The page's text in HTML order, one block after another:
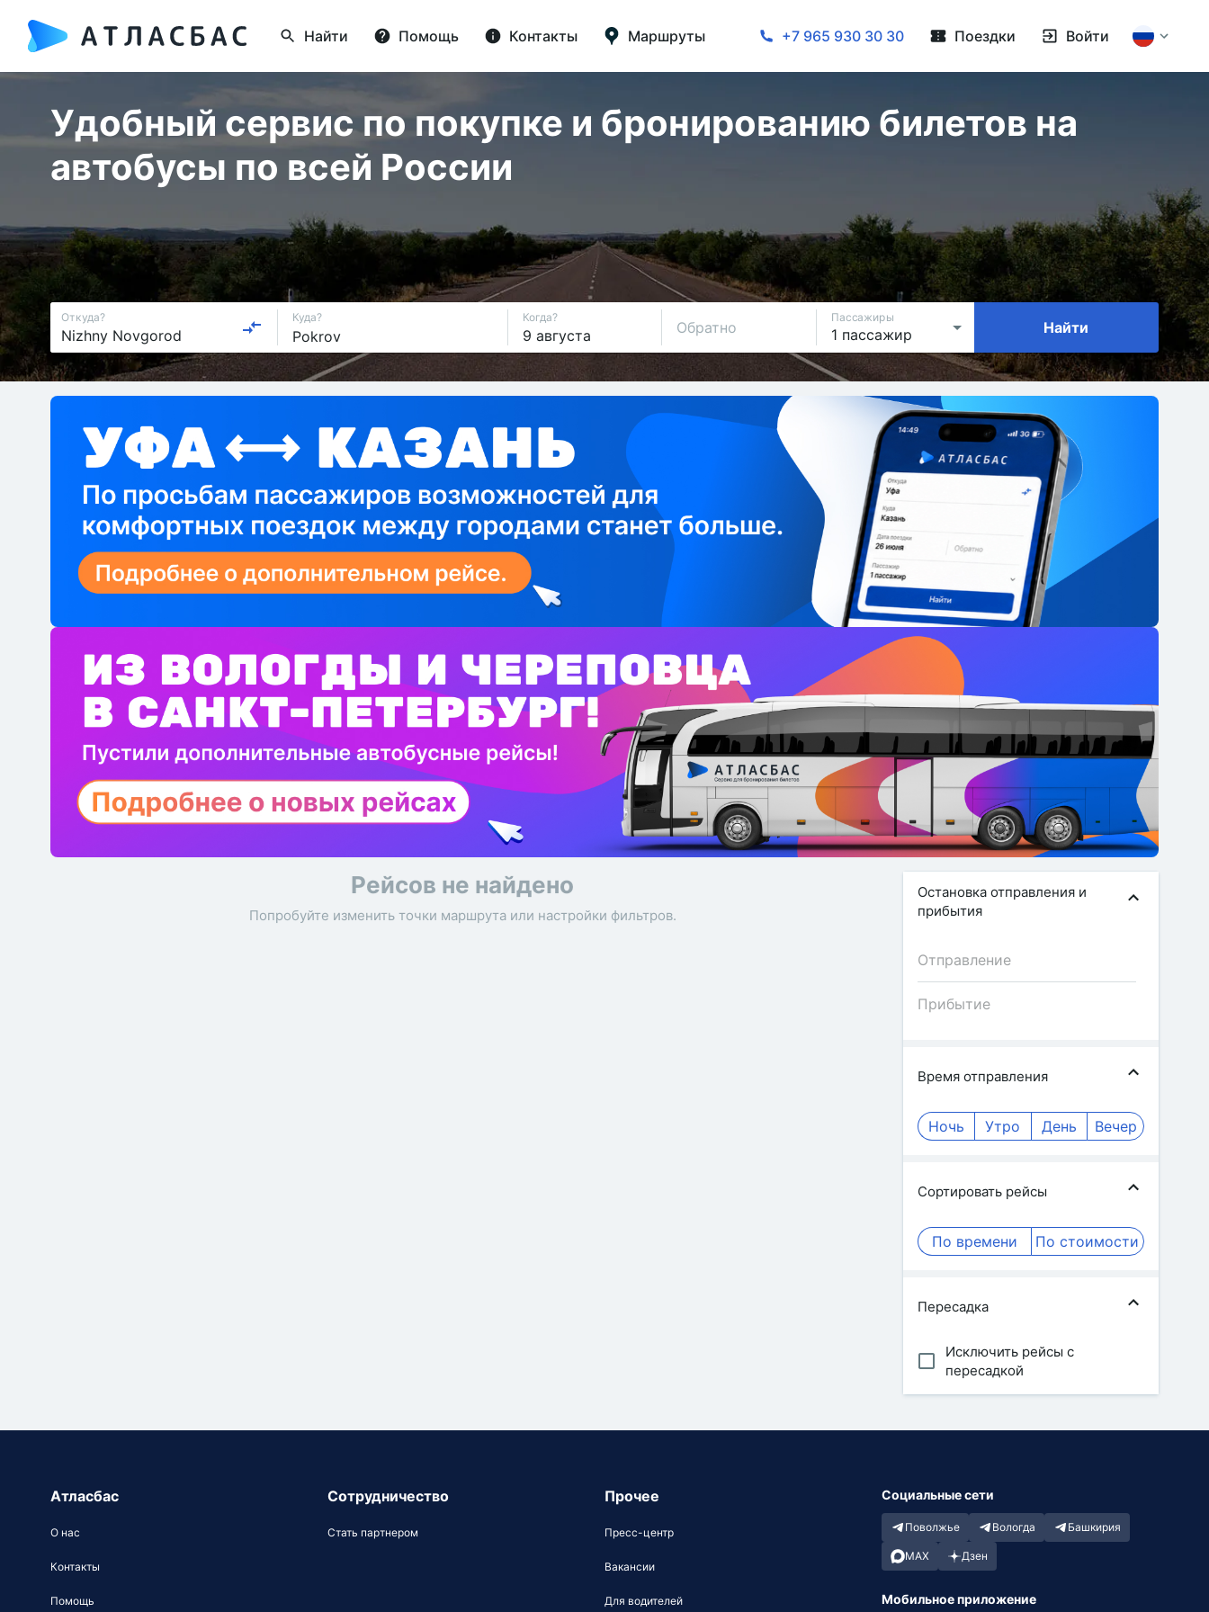
Найти Помощь Контакты Маршруты +7 965 930 30 30 Поездки Войти
Удобный сервис по покупке и бронированию билетов на
автобусы по всей России
Откуда? Куда? Когда?
Обратно
Пассажиры
Найти
Рейсов не найдено
Попробуйте изменить точки маршрута или настройки фильтров.
Остановка отправления и
прибытия
Время отправления
Ночь Утро День Вечер
Сортировать рейсы
По времени По стоимости
Пересадка
Исключить рейсы с
пересадкой
Атласбас
О нас
Контакты
Помощь
Сотрудничество
Стать партнером
Прочее
Пресс-центр
Вакансии
Для водителей
Социальные сети
Поволжье Вологда Башкирия
MAX Дзен
Мобильное приложение